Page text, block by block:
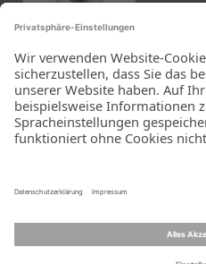
385 reviews from real customers
(last 12 months)
Total: 11283
Die Auswahl und die
Einfachheit der
Bestellung.